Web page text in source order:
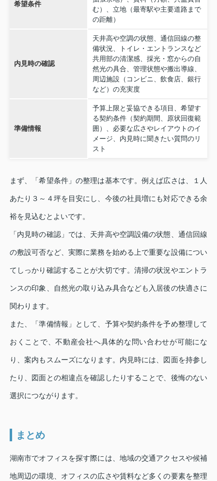
希望条件
む）、立地（最寄駅や主要道路まで
の距離）
内見時の確認
天井高や空調の状態、通信回線の整
備状況、トイレ・エントランスなど
共用部の清潔感、採光・窓からの自
然光の具合、管理状態や搬出導線、
周辺施設（コンビニ、飲食店、銀行
など）の充実度
準備情報
予算上限と妥協できる項目、希望す
る契約条件（契約期間、原状回復範
囲）、必要な広さやレイアウトのイ
メージ、内見時に聞きたい質問のリ
スト
まず、「希望条件」の整理は基本です。例えば広さは、１人
あたり３～４坪を目安にし、今後の社員増にも対応できる余
裕を見込むとよいです。
「内見時の確認」では、天井高や空調設備の状態、通信回線
の敷設可否など、実際に業務を始める上で重要な設備につい
てしっかり確認することが大切です。清掃の状況やエントラ
ンスの印象、自然光の取り込み具合なども入居後の快適さに
関わります。
また、「準備情報」として、予算や契約条件を予め整理して
おくことで、不動産会社へ具体的な問い合わせが可能にな
り、案内もスムーズになります。内見時には、図面を持参し
たり、図面との相違点を確認したりすることで、後悔のない
選択につながります。
まとめ
湖南市でオフィスを探す際には、地域の交通アクセスや候補
地周辺の環境、オフィスの広さや賃料など多くの要素を整理